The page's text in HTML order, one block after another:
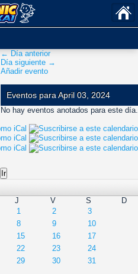
← Día anterior
Día siguiente →
Añadir evento
Eventos para April 03, 2024
No hay eventos anotados para este día.
J V S
D
1
2
3
8 9
10
15 16
17
22 23
24
29 30 31